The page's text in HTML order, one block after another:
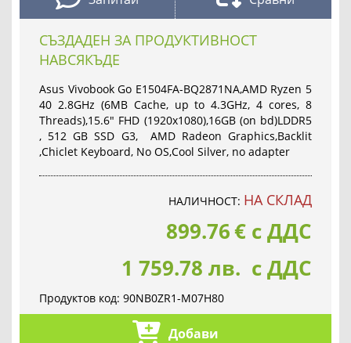
СЪЗДАДЕН ЗА ПРОДУКТИВНОСТ
НАВСЯКЪДЕ
Asus Vivobook Go E1504FA-BQ2871NA,AMD Ryzen 5
40 2.8GHz (6MB Cache, up to 4.3GHz, 4 cores, 8
Threads),15.6" FHD (1920x1080),16GB (on bd)LDDR5
, 512 GB SSD G3, AMD Radeon Graphics,Backlit
,Chiclet Keyboard, No OS,Cool Silver, no adapter
НАЛИЧНОСТ: НА СКЛАД
899.76€ с ДДС
1 759.78 лв. с ДДС
Продуктов код: 90NB0ZR1-M07H80
Добави